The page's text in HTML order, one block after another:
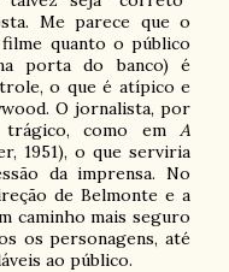
Me parece que o
quanto o público
porta do banco) é
o que é atípico e
O jornalista, por
como em A
1951), o que serviria
da imprensa. No
de Belmonte e a
caminho mais seguro
os personagens, até
ao público.